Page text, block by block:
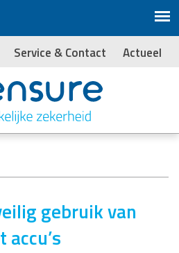
Service & Contact Actueel
gebruik van